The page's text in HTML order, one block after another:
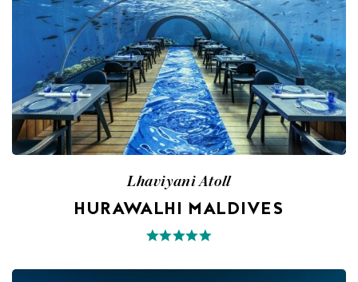
Lhaviyani Atoll
HURAWALHI MALDIVES